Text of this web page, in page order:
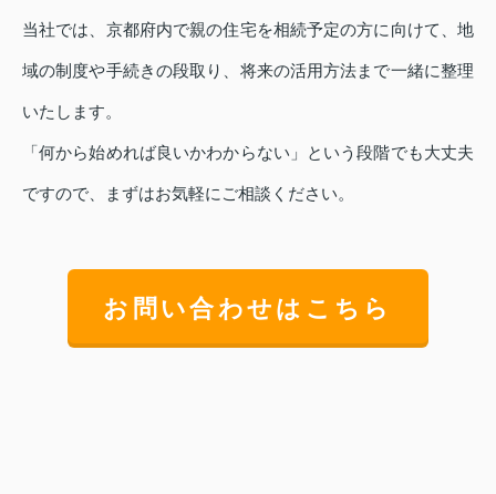
当社では、京都府内で親の住宅を相続予定の方に向けて、地
域の制度や手続きの段取り、将来の活用方法まで一緒に整理
いたします。
「何から始めれば良いかわからない」という段階でも大丈夫
ですので、まずはお気軽にご相談ください。
お問い合わせはこちら